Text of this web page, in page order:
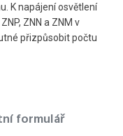
K napájení osvětlení
ZNN a ZNM v
přizpůsobit počtu
formulář